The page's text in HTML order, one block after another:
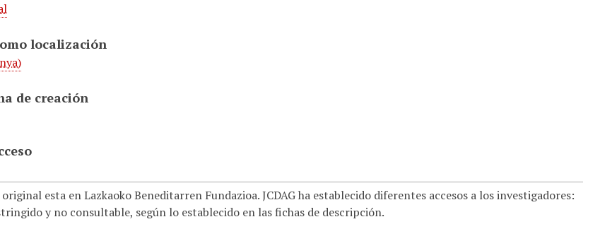
localización
de creación
esta en Lazkaoko Beneditarren Fundazioa. JCDAG ha establecido diferentes accesos a los investigadores:
y no consultable, según lo establecido en las fichas de descripción.